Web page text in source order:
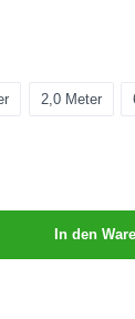
2,0 Meter
In den